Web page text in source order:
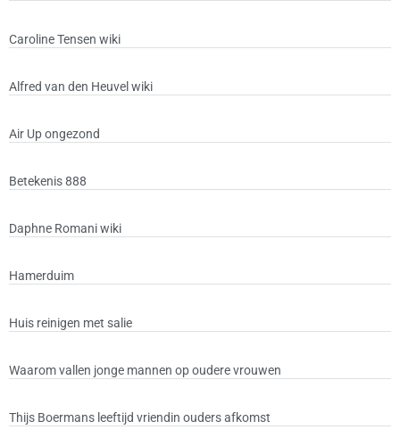
Caroline Tensen wiki
Alfred van den Heuvel wiki
Air Up ongezond
Betekenis 888
Daphne Romani wiki
Hamerduim
Huis reinigen met salie
Waarom vallen jonge mannen op oudere vrouwen
Thijs Boermans leeftijd vriendin ouders afkomst